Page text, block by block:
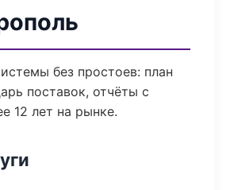
без простоев: план
поставок, отчёты с
12 лет на рынке.